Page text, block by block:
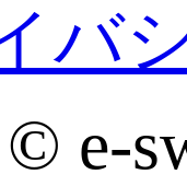
バ
e-